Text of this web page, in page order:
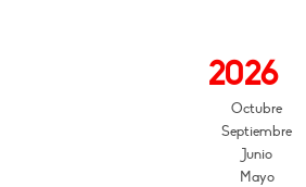
2026
Octubre
Septiembre
Junio
Mayo